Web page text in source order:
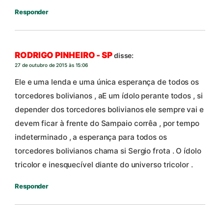
Responder
RODRIGO PINHEIRO - SPdisse:
27 de outubro de 2015 às 15:06
Ele e uma lenda e uma única esperança de todos os
torcedores bolivianos , aE um ídolo perante todos , si
depender dos torcedores bolivianos ele sempre vai e
devem ficar à frente do Sampaio corrêa , por tempo
indeterminado , a esperança para todos os
torcedores bolivianos chama si Sergio frota . O ídolo
tricolor e inesquecível diante do universo tricolor .
Responder